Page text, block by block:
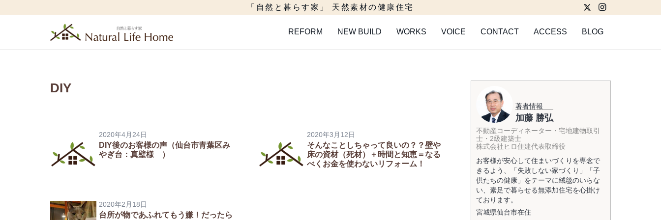
「自然と暮らす家」 天然素材の健康住宅
REFORM NEW BUILD WORKS VOICE CONTACT ACCESS BLOG
DIY
2020年4月24日
DIY後のお客様の声（仙台市青葉区み
やぎ台：真壁様 ）
2020年3月12日
そんなことしちゃって良いの？？壁や
床の資材（死材）＋時間と知恵＝なる
べくお金を使わないリフォーム！
2020年2月18日
台所が物であふれてもう嫌！だったら
著者情報
加藤 勝弘
不動産コーディネーター・宅地建物取引
士・2級建築士
株式会社ヒロ住建代表取締役
お客様が安心して住まいづくりを専念で
きるよう、「失敗しない家づくり」「子
供たちの健康」をテーマに絨毯のいらな
い、素足で暮らせる無添加住宅を心掛け
ております。
宮城県仙台市在住